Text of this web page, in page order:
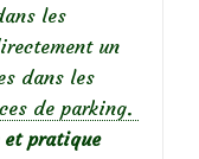
les
un
dans les
de parking.
et pratique